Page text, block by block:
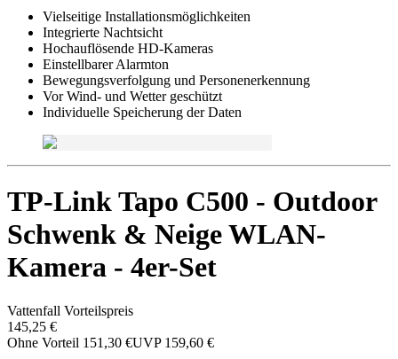
Vielseitige Installationsmöglichkeiten
Integrierte Nachtsicht
Hochauflösende HD-Kameras
Einstellbarer Alarmton
Bewegungsverfolgung und Personenerkennung
Vor Wind- und Wetter geschützt
Individuelle Speicherung der Daten
TP-Link Tapo C500 - Outdoor
Schwenk & Neige WLAN-
Kamera - 4er-Set
Vattenfall Vorteilspreis
145,25 €
Ohne Vorteil 151,30 €UVP 159,60 €